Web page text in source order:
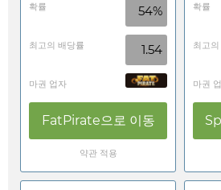
확률 54%
최고의 배당률 1.54
마권 업자
FatPirate으로 이동
약관 적용
확률
최고
마권